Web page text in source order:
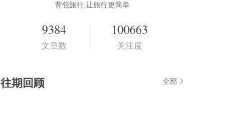
背包旅行,让旅行更简单
9384
文章数
100663
关注度
往期回顾 全部